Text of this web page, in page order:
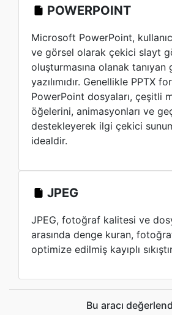
POWERPOINT
Microsoft PowerPoint,
ve görsel olarak çekici slayt
oluşturmasına olanak tanıyan
yazılımıdır. Genellikle PPTX
PowerPoint dosyaları, çeşitli
öğelerini, animasyonları ve
destekleyerek ilgi çekici
idealdir.
JPEG
JPEG, fotoğraf kalitesi ve
arasında denge kuran,
optimize edilmiş kayıplı
Bu aracı